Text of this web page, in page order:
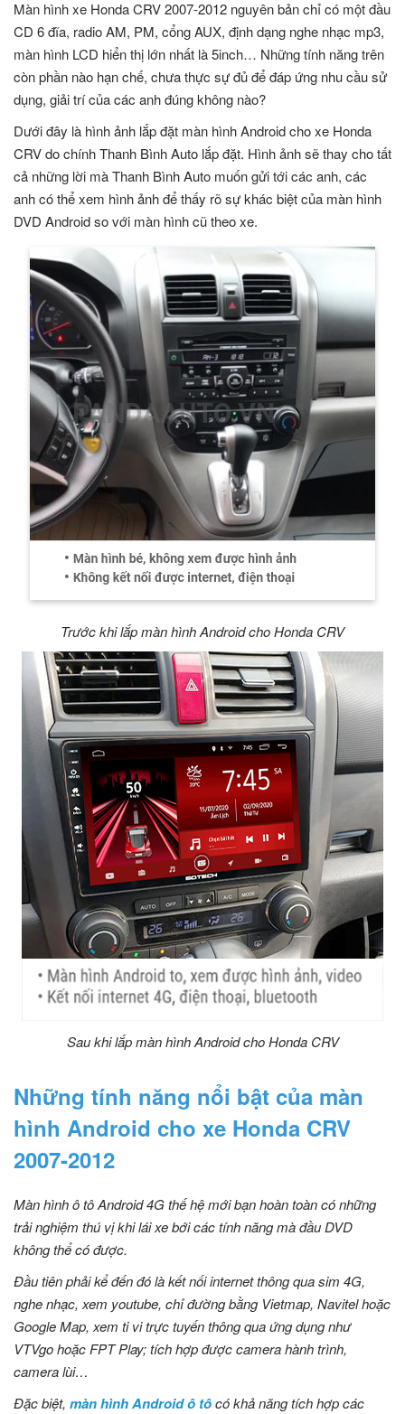
Màn hình xe Honda CRV 2007-2012 nguyên bản chỉ có một đầu
CD 6 đĩa, radio AM, PM, cổng AUX, định dạng nghe nhạc mp3,
màn hình LCD hiển thị lớn nhất là 5inch… Những tính năng trên
còn phần nào hạn chế, chưa thực sự đủ để đáp ứng nhu cầu sử
dụng, giải trí của các anh đúng không nào?
Dưới đây là hình ảnh lắp đặt màn hình Android cho xe Honda
CRV do chính Thanh Bình Auto lắp đặt. Hình ảnh sẽ thay cho tất
cả những lời mà Thanh Bình Auto muốn gửi tới các anh, các
anh có thể xem hình ảnh để thấy rõ sự khác biệt của màn hình
DVD Android so với màn hình cũ theo xe.
Trước khi lắp màn hình Android cho Honda CRV
Sau khi lắp màn hình Android cho Honda CRV
Những tính năng nổi bật của màn
hình Android cho xe Honda CRV
2007-2012
Màn hình ô tô Android 4G thế hệ mới bạn hoàn toàn có những
trải nghiệm thú vị khi lái xe bới các tính năng mà đầu DVD
không thể có được.
Đầu tiên phải kể đến đó là kết nối internet thông qua sim 4G,
nghe nhạc, xem youtube, chỉ đường bằng Vietmap, Navitel hoặc
Google Map, xem ti vi trực tuyến thông qua ứng dụng như
VTVgo hoặc FPT Play; tích hợp được camera hành trình,
camera lùi…
Đặc biệt, màn hình Android ô tôcó khả năng tích hợp các